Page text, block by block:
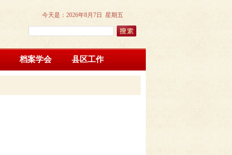
今天是： 2026年8月7日 星期五
档案学会 县区工作